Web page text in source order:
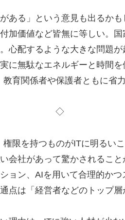
ある」という意見も出るか
加価値など皆無に等しい。
心配するような大きな問題が
に無駄なエネルギーと時間
育関係者や保護者ともに省
◇
限を持つものがITに明るい
会社があって驚かされるこ
ョン、AIを用いて合理的か
点は「経営者などのトップ層